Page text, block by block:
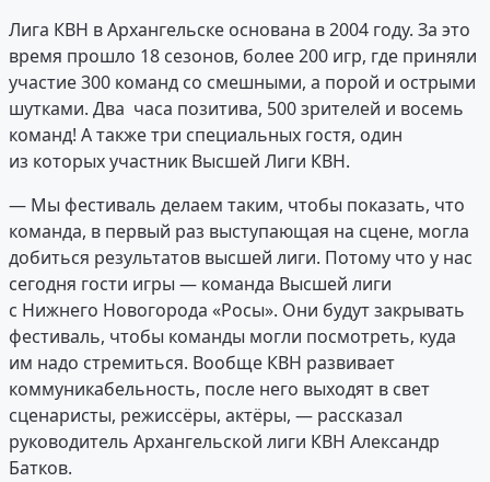
Лига КВН в Архангельске основана в 2004 году. За это
время прошло 18 сезонов, более 200 игр, где приняли
участие 300 команд со смешными, а порой и острыми
шутками. Два часа позитива, 500 зрителей и восемь
команд! А также три специальных гостя, один
из которых участник Высшей Лиги КВН.
— Мы фестиваль делаем таким, чтобы показать, что
команда, в первый раз выступающая на сцене, могла
добиться результатов высшей лиги. Потому что у нас
сегодня гости игры — команда Высшей лиги
с Нижнего Новогорода «Росы». Они будут закрывать
фестиваль, чтобы команды могли посмотреть, куда
им надо стремиться. Вообще КВН развивает
коммуникабельность, после него выходят в свет
сценаристы, режиссёры, актёры, — рассказал
руководитель Архангельской лиги КВН Александр
Батков.